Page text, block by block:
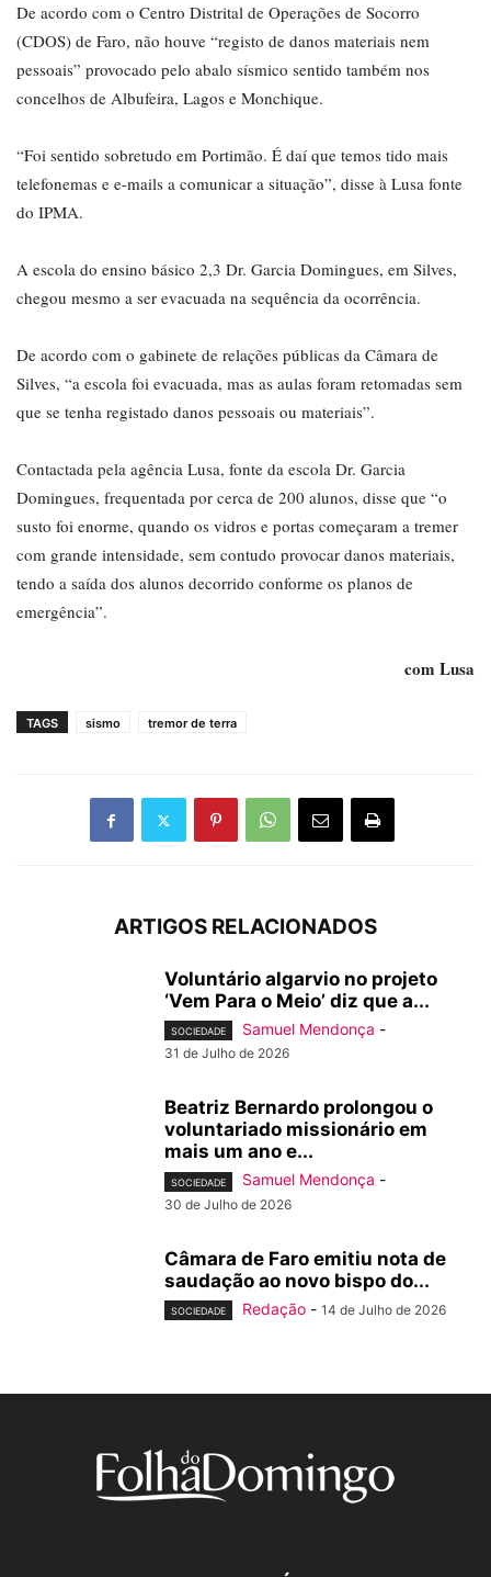
De acordo com o Centro Distrital de Operações de Socorro
(CDOS) de Faro, não houve “registo de danos materiais nem
pessoais” provocado pelo abalo sísmico sentido também nos
concelhos de Albufeira, Lagos e Monchique.
“Foi sentido sobretudo em Portimão. É daí que temos tido mais
telefonemas e e-mails a comunicar a situação”, disse à Lusa fonte
do IPMA.
A escola do ensino básico 2,3 Dr. Garcia Domingues, em Silves,
chegou mesmo a ser evacuada na sequência da ocorrência.
De acordo com o gabinete de relações públicas da Câmara de
Silves, “a escola foi evacuada, mas as aulas foram retomadas sem
que se tenha registado danos pessoais ou materiais”.
Contactada pela agência Lusa, fonte da escola Dr. Garcia
Domingues, frequentada por cerca de 200 alunos, disse que “o
susto foi enorme, quando os vidros e portas começaram a tremer
com grande intensidade, sem contudo provocar danos materiais,
tendo a saída dos alunos decorrido conforme os planos de
emergência”.
com Lusa
TAGS sismo tremor de terra
ARTIGOS RELACIONADOS
Voluntário algarvio no projeto
‘Vem Para o Meio’ diz que a...
SOCIEDADE Samuel Mendonça -
31 de Julho de 2026
Beatriz Bernardo prolongou o
voluntariado missionário em
mais um ano e...
SOCIEDADE Samuel Mendonça -
30 de Julho de 2026
Câmara de Faro emitiu nota de
saudação ao novo bispo do...
SOCIEDADE Redação - 14 de Julho de 2026